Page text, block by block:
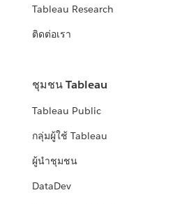
Tableau Research
ติดต่อเรา
ชุมชน Tableau
Tableau Public
กลุ่มผู้ใช้ Tableau
ผู้นำชุมชน
DataDev